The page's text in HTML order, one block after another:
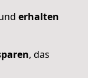
erhalten
, das